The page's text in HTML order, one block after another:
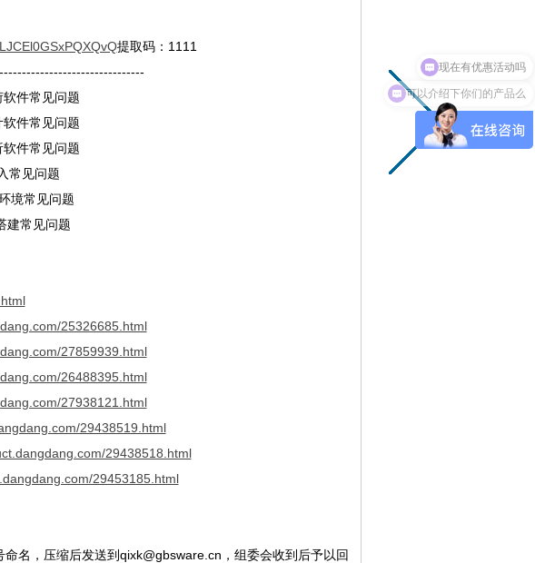
提取码： 1111
常见问题
常见问题
常见问题
见问题
境常见问题
见问题
25326685.html
27859939.html
26488395.html
27938121.html
29438519.html
29438518.html
29453185.html
名，压缩后发送到qixk@gbsware.cn，组委会收到后予以回
可以介绍下你们的产品么